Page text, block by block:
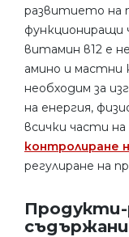
развитието на
функциониращи
витамин в12 е
амино и мастни
необходим за
на енергия,
всички части
контролиране
регулиране на
Продукти-